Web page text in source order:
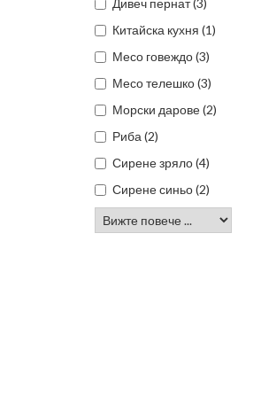
Дивеч пернат (3)
Китайска кухня (1)
Месо говеждо (3)
Месо телешко (3)
Морски дарове (2)
Риба (2)
Сирене зряло (4)
Сирене синьо (2)